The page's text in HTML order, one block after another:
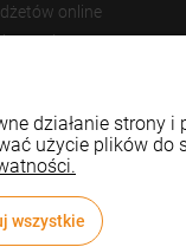
online
działanie
użycie plików do
wszystkie